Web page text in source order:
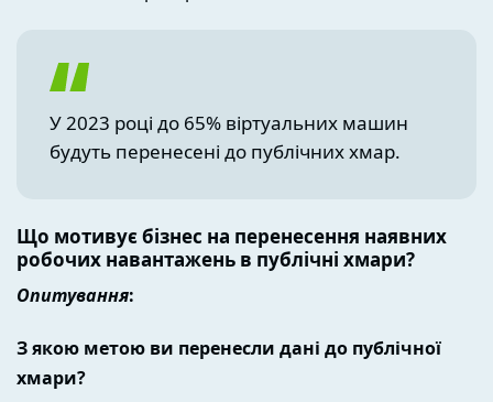
У 2023 році до 65% віртуальних машин
будуть перенесені до публічних хмар.
Що мотивує бізнес на перенесення наявних
робочих навантажень в публічні хмари?
Опитування:
З якою метою ви перенесли дані до публічної
хмари?